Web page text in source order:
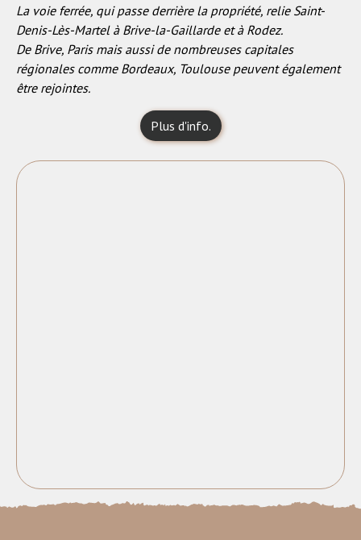
La voie ferrée, qui passe derrière la propriété, relie Saint-
Denis-Lès-Martel à Brive-la-Gaillarde et à Rodez.
De Brive, Paris mais aussi de nombreuses capitales
régionales comme Bordeaux, Toulouse peuvent également
être rejointes.
Plus d'info.